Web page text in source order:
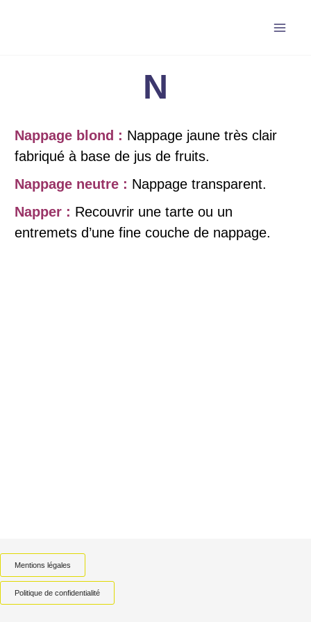
N
Nappage blond : Nappage jaune très clair
fabriqué à base de jus de fruits.
Nappage neutre : Nappage transparent.
Napper : Recouvrir une tarte ou un
entremets d’une fine couche de nappage.
Mentions légales
Politique de confidentialité